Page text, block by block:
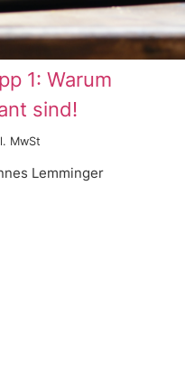
1: Warum
sind!
MwSt
Lemminger